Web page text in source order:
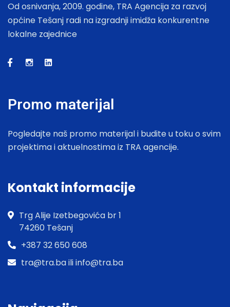
Od osnivanja, 2009. godine, TRA Agencija za razvoj
općine Tešanj radi na izgradnji imidža konkurentne
lokalne zajednice
Promo materijal
Pogledajte naš promo materijal i budite u toku o svim
projektima i aktuelnostima iz TRA agencije.
Kontakt informacije
Trg Alije Izetbegovića br 1
74260 Tešanj
+387 32 650 608
tra@tra.ba ili info@tra.ba